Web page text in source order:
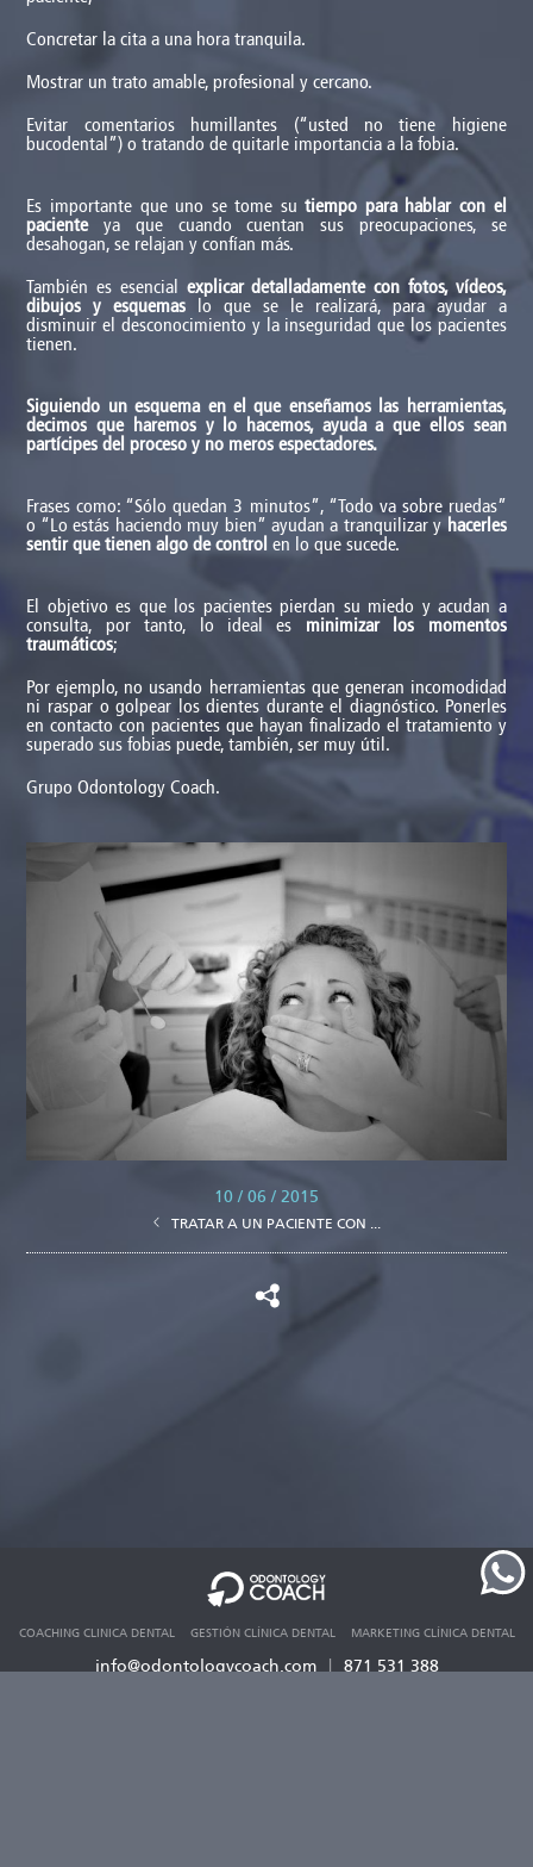
Concretar la cita a una hora tranquila.
Mostrar un trato amable, profesional y cercano.
Evitar comentarios humillantes (“usted no tiene higiene
bucodental”) o tratando de quitarle importancia a la fobia.
Es importante que uno se tome sutiempo para hablar con el
pacienteya que cuando cuentan sus preocupaciones, se
desahogan, se relajan y confían más.
También es esencial explicar detalladamente con fotos, vídeos,
dibujos y esquemas
lo que se le realizará, para ayudar a
disminuir el desconocimiento y la inseguridad que los pacientes
tienen.
Siguiendo un esquema en el que enseñamos las herramientas,
decimos que haremos y lo hacemos, ayuda a que ellos sean
partícipes del proceso y no meros espectadores.
Frases como: “Sólo quedan 3 minutos”, “Todo va sobre ruedas”
o “Lo estás haciendo muy bien” ayudan a tranquilizar y
hacerles
sentir que tienen algo de control
en lo que sucede.
El objetivo es que los pacientes pierdan su miedo y acudan a
consulta, por tanto, lo ideal es
minimizar los momentos
traumáticos;
Por ejemplo, no usando herramientas que generan incomodidad
ni raspar o golpear los dientes durante el diagnóstico. Ponerles
en contacto con pacientes que hayan finalizado el tratamiento y
superado sus fobias puede, también, ser muy útil.
Grupo Odontology Coach.
10 / 06 / 2015
TRATAR A UN PACIENTE CON ...
COACHING CLINICA DENTAL GESTIÓN CLÍNICA DENTAL MARKETING CLÍNICA DENTAL
info@odontologycoach.com ‭871 531 388